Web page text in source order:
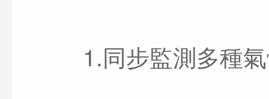
1.同步監測多種氣